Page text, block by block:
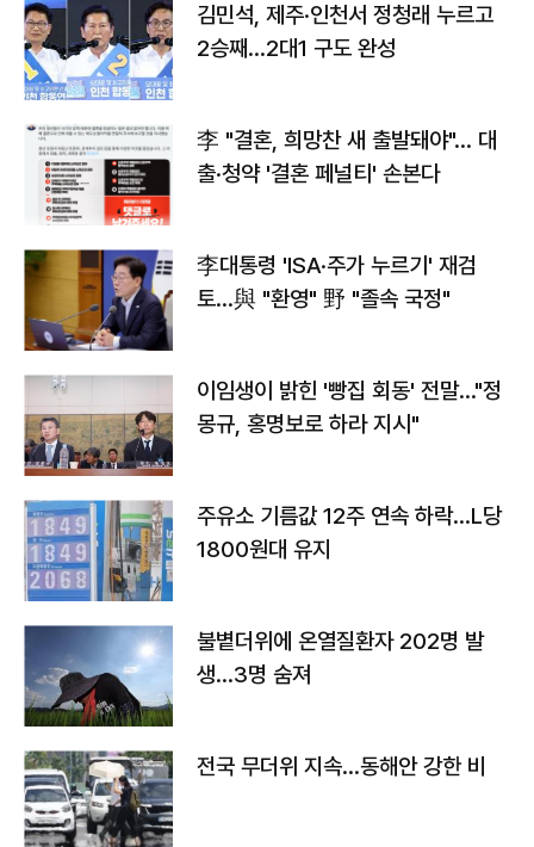
김민석, 제주·인천서 정청래 누르고
2승째…2대1 구도 완성
李 "결혼, 희망찬 새 출발돼야"… 대
출·청약 '결혼 페널티' 손본다
李대통령 'ISA·주가 누르기' 재검
토…與 "환영" 野 "졸속 국정"
이임생이 밝힌 '빵집 회동' 전말…"정
몽규, 홍명보로 하라 지시"
주유소 기름값 12주 연속 하락…L당
1800원대 유지
불볕더위에 온열질환자 202명 발
생…3명 숨져
전국 무더위 지속…동해안 강한 비